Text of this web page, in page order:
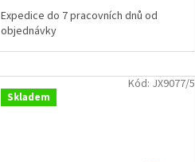
Expedice do 7 pracovních dnů od
objednávky
Skladem
Kód: JX9077/5